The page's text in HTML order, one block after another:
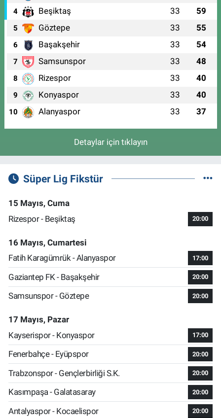
4 Beşiktaş 33 59
5 Göztepe 33 55
6 Başakşehir 33 54
7 Samsunspor 33 48
8 Rizespor 33 40
9 Konyaspor 33 40
10 Alanyaspor 33 37
Detaylar için tıklayın
Süper Lig Fikstür
15 Mayıs, Cuma
Rizespor - Beşiktaş
20:00
16 Mayıs, Cumartesi
Fatih Karagümrük - Alanyaspor
17:00
Gaziantep FK - Başakşehir 20:00
Samsunspor - Göztepe 20:00
17 Mayıs, Pazar
Kayserispor - Konyaspor
17:00
Fenerbahçe - Eyüpspor 20:00
Trabzonspor - Gençlerbirliği S.K. 20:00
Kasımpaşa - Galatasaray 20:00
Antalyaspor - Kocaelispor 20:00